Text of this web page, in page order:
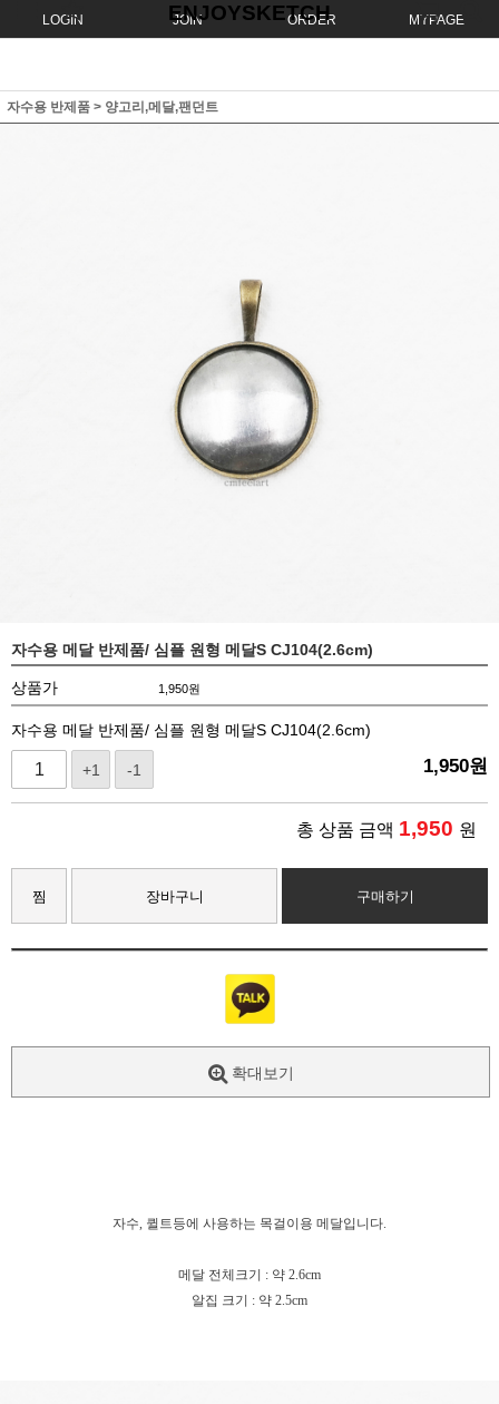
LOGIN JOIN ORDER MYPAGE
ENJOYSKETCH
자수용 반제품 > 양고리,메달,팬던트
자수용 메달 반제품/ 심플 원형 메달S CJ104(2.6cm)
상품가 1,950원
자수용 메달 반제품/ 심플 원형 메달S CJ104(2.6cm)
+1 -1 1,950원
총 상품 금액 1,950 원
찜 장바구니 구매하기
확대보기
자수, 퀼트등에 사용하는 목걸이용 메달입니다.
메달 전체크기 : 약 2.6cm
알집 크기 : 약 2.5cm